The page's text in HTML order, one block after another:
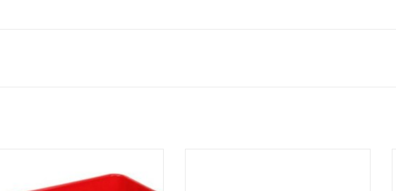
- Equipé d'une anse en plastique avec